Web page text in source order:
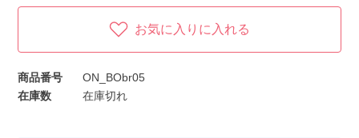
お気に入りに入れる
商品番号
ON_BObr05
在庫数
在庫切れ